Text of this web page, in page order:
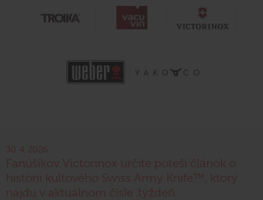
30. 4. 2026
Fanúšikov Victorinox určite poteší článok o
histórii kultového Swiss Army Knife™, ktorý
nájdu v aktuálnom čísle .týždeň